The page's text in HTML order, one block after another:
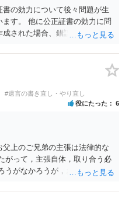
の効力について後々問題が生
す。 他に公正証書の効力に問
された場合、錯誤（勘違い）
１０～数十万円程度になるケ
弁護士ごとに異なりますので一
#遺言の書き直し・やり直し
役にたった 6
上のご兄弟の主張は法律的な
がって，主張自体，取り合う必
うがなかろうが，お父上のご兄
をたてて，その弁護士から相手